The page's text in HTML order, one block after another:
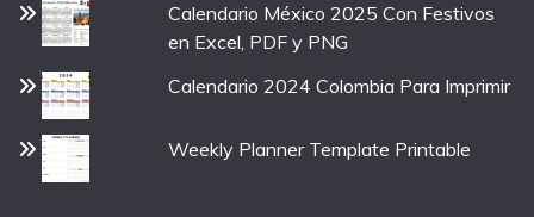
Calendario México 2025 Con Festivos
en Excel, PDF y PNG
Calendario 2024 Colombia Para Imprimir
Weekly Planner Template Printable